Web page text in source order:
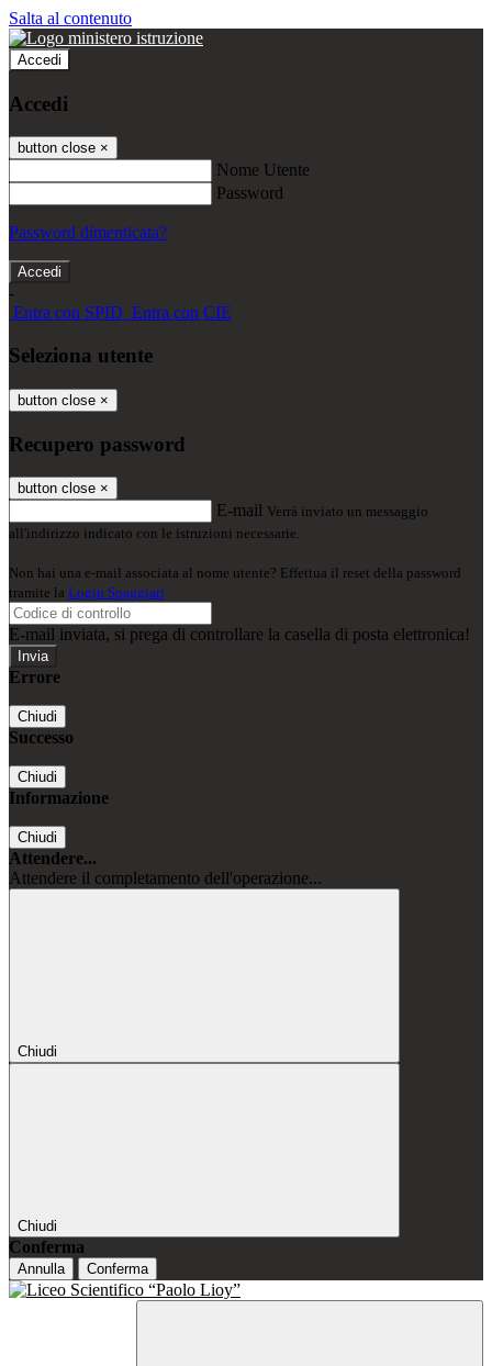
Salta al contenuto
Accedi
Accedi
button close ×
Nome Utente
Password
Password dimenticata?
-
Entra con SPID Entra con CIE
Seleziona utente
button close ×
Recupero password
button close ×
E-mail Verrà inviato un messaggio
all'indirizzo indicato con le istruzioni necessarie.
Non hai una e-mail associata al nome utente? Effettua il reset della password
tramite la Login Spaggiari
E-mail inviata, si prega di controllare la casella di posta elettronica!
Errore
Chiudi
Successo
Chiudi
Informazione
Chiudi
Attendere...
Attendere il completamento dell'operazione...
Chiudi
Chiudi
Conferma
Annulla Conferma